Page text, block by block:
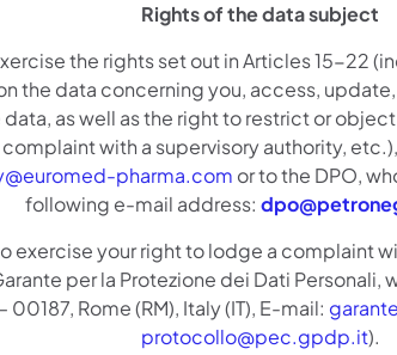
Rights of the data subject
the rights set out in Articles 15-22
the data concerning you, access,
data, as well as the right to restrict or
with a supervisory authority,
pharma.com or to the DPO,
following e-mail address:
exercise your right to lodge a complaint
per la Protezione dei Dati Personali,
– 00187, Rome (RM), Italy (IT), E-mail:
protocollo@pec.gpdp.it).